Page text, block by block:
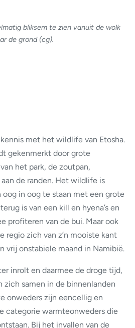
bliksem te zien vanuit de wolk
de grond (cg).
met het wildlife van Etosha.
gekenmerkt door grote
het park, de zoutpan,
de randen. Het wildlife is
in oog te staan met een grote
is van een kill en hyena’s en
profiteren van de bui. Maar ook
regio zich van z’n mooiste kant
vrij onstabiele maand in Namibië.
inrolt en daarmee de droge tijd,
zich samen in de binnenlanden
onweders zijn eencellig en
categorie warmteonweders die
Bij het invallen van de